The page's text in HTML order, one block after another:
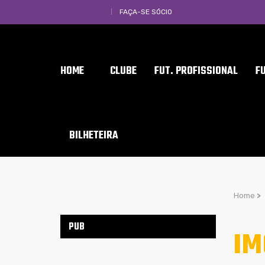
FAÇA-SE SÓCIO
HOME CLUBE FUT. PROFISSIONAL
BILHETEIRA
Home >
PUB